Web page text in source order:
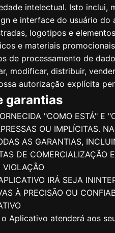
intelectual. Isto inclui,
e interface do usuário do
logotipos e
e materiais promocionais
de processamento de
modificar, distribuir,
autorização explícita
garantias
"COMO ESTÁ" E
OU IMPLÍCITAS.
AS GARANTIAS,
DE COMERCIALIZAÇÃO
VIOLAÇÃO
IRÁ SEJA
À PRECISÃO OU
Aplicativo atenderá aos